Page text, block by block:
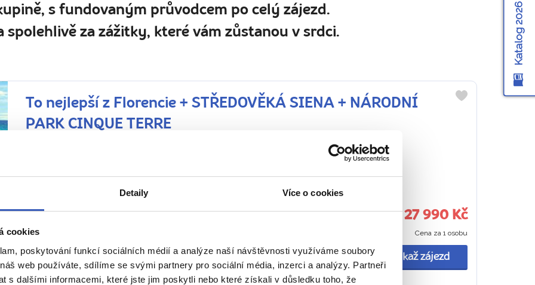
Detaily Více o cookies
cookies
poskytování funkcí sociálních médií a analýze naší návštěvnosti využíváme soubory
web používáte, sdílíme se svými partnery pro sociální média, inzerci a analýzy. Partneři
s dalšími informacemi, které jste jim poskytli nebo které získali v důsledku toho, že
s fundovaným průvodcem po celý zájezd.
spolehlivě za zážitky, které vám zůstanou v srdci.
To nejlepší z Florencie + STŘEDOVĚKÁ SIENA + NÁRODNÍ
PARK CINQUE TERRE
5 malebných vesniček (UNESCO) v Cinque Terre během jediného zájezdu
6. – 10. 5. 2027 (5 dní / 4 noci)
skrytých míst. Pětice skalních vesniček v Cinque Terre vám vezme dech. Dáte
si...
Šárka Effenbergerová
27 990 Kč
Cena za 1 osobu
Ukaž zájezd
Katalog 2026